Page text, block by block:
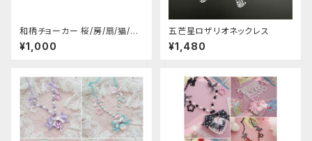
和柄チョーカー 桜/房/扇/猫/こ
いのぼり
¥1,000
五芒星ロザリオネックレス
¥1,480